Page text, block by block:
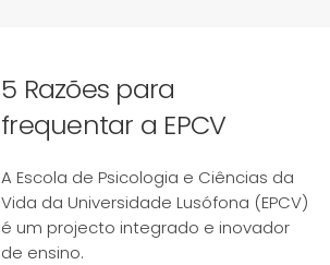
5 Razões para
frequentar a EPCV
A Escola de Psicologia e Ciências da
Vida da Universidade Lusófona (EPCV)
é um projecto integrado e inovador
de ensino.